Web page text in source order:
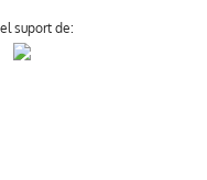
suport de: